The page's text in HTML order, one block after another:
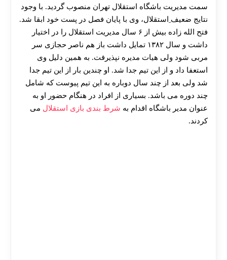
سمت مدیریت باشگاه استقلال تهران منصوب گردید. با وجود
نتایج ضعیف ِاستقلال، وی با پایان فصل در پست خود ابقا شد.
فتح الله زاده بیش از ۶ سال مدیریت استقلال را در اختیار
داشت و سال ۱۳۸۲ تمایل داشت باز هم ناصر حجازی سر
مربی شود ولی هیات مدیره نپذیرفت. به همین دلیل وی
استعفا داد و از این تیم جدا شد. او چندین بار از این تیم جدا
شد ولی بعد از چند سال دوباره به این تیم پیوست که شامل
چند دوره می باشد. بسیاری از افراد در هنگام حضور او به
عنوان مدیر باشگاه اقدام به شرط بندی بازی استقلال می
کردند.